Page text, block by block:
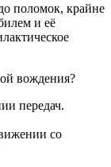
поломок, крайне
и её
вождения?
передач.
со